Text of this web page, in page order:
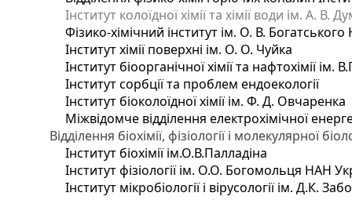
Інститут колоїдної хімії та хімії води ім. А.
Фізико-хімічний інститут ім. О. В.
Інститут хімії поверхні ім. О. О. Чуйка
Інститут біоорганічної хімії та нафтохімії ім.
Інститут сорбції та проблем ендоекології
Інститут біоколоїдної хімії ім. Ф. Д. Овчаренка
Міжвідомче відділення електрохімічної
Відділення біохімії, фізіології і молекулярної
Інститут біохімії ім.О.В.Палладіна
Інститут фізіології ім. О.О. Богомольця НАН
Інститут мікробіології і вірусології ім. Д.К.